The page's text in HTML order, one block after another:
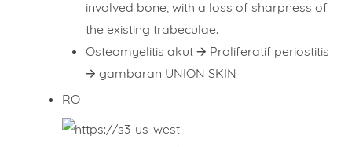
involved bone, with a loss of sharpness of
the existing trabeculae.
Osteomyelitis akut 🡪 Proliferatif periostitis
🡪 gambaran UNION SKIN
RO